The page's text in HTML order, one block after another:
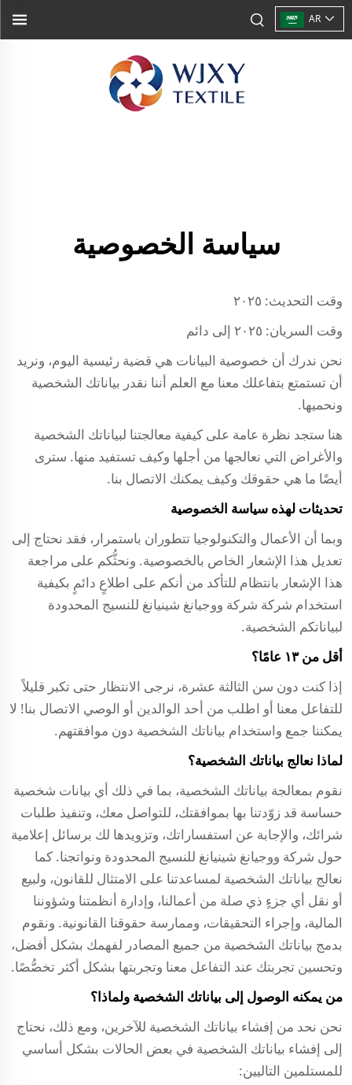
AR
سياسة الخصوصية
وقت التحديث: ٢٠٢٥
وقت السريان: ٢٠٢٥ إلى دائم
نحن ندرك أن خصوصية البيانات هي قضية رئيسية اليوم، ونريد
أن تستمتع بتفاعلك معنا مع العلم أننا نقدر بياناتك الشخصية
ونحميها.
هنا ستجد نظرة عامة على كيفية معالجتنا لبياناتك الشخصية
والأغراض التي نعالجها من أجلها وكيف تستفيد منها. سترى
أيضًا ما هي حقوقك وكيف يمكنك الاتصال بنا.
تحديثات لهذه سياسة الخصوصية
وبما أن الأعمال والتكنولوجيا تتطوران باستمرار، فقد نحتاج إلى
تعديل هذا الإشعار الخاص بالخصوصية. ونحثُّكم على مراجعة
هذا الإشعار بانتظام للتأكد من أنكم على اطلاعٍ دائمٍ بكيفية
استخدام شركة شركة ووجيانغ شينيانغ للنسيج المحدودة
لبياناتكم الشخصية.
أقل من ١٣ عامًا؟
إذا كنت دون سن الثالثة عشرة، نرجى الانتظار حتى تكبر قليلاً
للتفاعل معنا أو اطلب من أحد الوالدين أو الوصي الاتصال بنا! لا
يمكننا جمع واستخدام بياناتك الشخصية دون موافقتهم.
لماذا نعالج بياناتك الشخصية؟
نقوم بمعالجة بياناتك الشخصية، بما في ذلك أي بيانات شخصية
حساسة قد زوّدتنا بها بموافقتك، للتواصل معك، وتنفيذ طلبات
شرائك، والإجابة عن استفساراتك، وتزويدها لك برسائل إعلامية
حول شركة ووجيانغ شينيانغ للنسيج المحدودة ونواتجنا. كما
نعالج بياناتك الشخصية لمساعدتنا على الامتثال للقانون، ولبيع
أو نقل أي جزءٍ ذي صلة من أعمالنا، وإدارة أنظمتنا وشؤوننا
المالية، وإجراء التحقيقات، وممارسة حقوقنا القانونية. ونقوم
بدمج بياناتك الشخصية من جميع المصادر لفهمك بشكل أفضل،
وتحسين تجربتك عند التفاعل معنا وتجربتها بشكل أكثر تخصُّصًا.
من يمكنه الوصول إلى بياناتك الشخصية ولماذا؟
نحن نحد من إفشاء بياناتك الشخصية للآخرين، ومع ذلك، نحتاج
إلى إفشاء بياناتك الشخصية في بعض الحالات بشكل أساسي
للمستلمين التاليين: